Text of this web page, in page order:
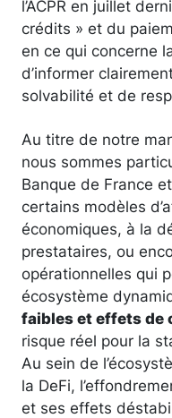
l’ACPR en juillet
crédits » et du
en ce qui concerne
d’informer
solvabilité et de
Au titre de notre
nous sommes
Banque de France et
certains modèles
économiques, à la
prestataires, ou
opérationnelles qui
écosystème
faibles et effets de
risque réel pour la
Au sein de
la DeFi,
et ses effets